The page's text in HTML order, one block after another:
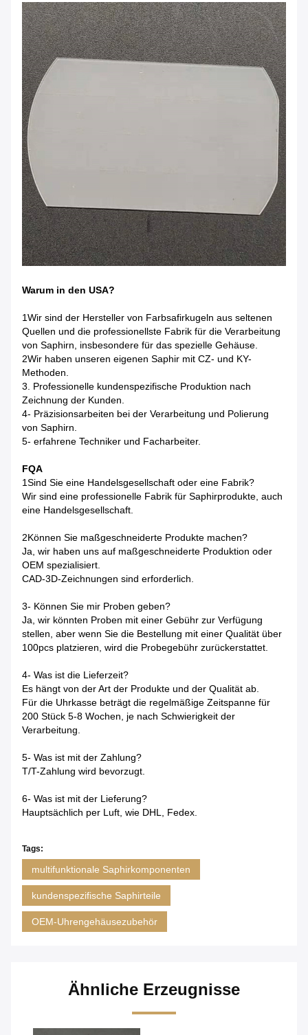
Warum in den USA?
1Wir sind der Hersteller von Farbsafirkugeln aus seltenen
Quellen und die professionellste Fabrik für die Verarbeitung
von Saphirn, insbesondere für das spezielle Gehäuse.
2Wir haben unseren eigenen Saphir mit CZ- und KY-
Methoden.
3. Professionelle kundenspezifische Produktion nach
Zeichnung der Kunden.
4- Präzisionsarbeiten bei der Verarbeitung und Polierung
von Saphirn.
5- erfahrene Techniker und Facharbeiter.
FQA
1Sind Sie eine Handelsgesellschaft oder eine Fabrik?
Wir sind eine professionelle Fabrik für Saphirprodukte, auch
eine Handelsgesellschaft.
2Können Sie maßgeschneiderte Produkte machen?
Ja, wir haben uns auf maßgeschneiderte Produktion oder
OEM spezialisiert.
CAD-3D-Zeichnungen sind erforderlich.
3- Können Sie mir Proben geben?
Ja, wir könnten Proben mit einer Gebühr zur Verfügung
stellen, aber wenn Sie die Bestellung mit einer Qualität über
100pcs platzieren, wird die Probegebühr zurückerstattet.
4- Was ist die Lieferzeit?
Es hängt von der Art der Produkte und der Qualität ab.
Für die Uhrkasse beträgt die regelmäßige Zeitspanne für
200 Stück 5-8 Wochen, je nach Schwierigkeit der
Verarbeitung.
5- Was ist mit der Zahlung?
T/T-Zahlung wird bevorzugt.
6- Was ist mit der Lieferung?
Hauptsächlich per Luft, wie DHL, Fedex.
Tags:
multifunktionale Saphirkomponenten
kundenspezifische Saphirteile
OEM-Uhrengehäusezubehör
Ähnliche Erzeugnisse